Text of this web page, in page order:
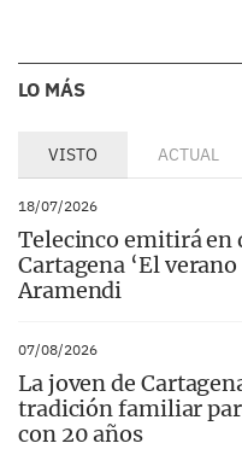
LO MÁS
VISTO ACTUAL
18/07/2026
Telecinco emitirá en
Cartagena ‘El
Aramendi
07/08/2026
La joven de
tradición familiar
con 20 años